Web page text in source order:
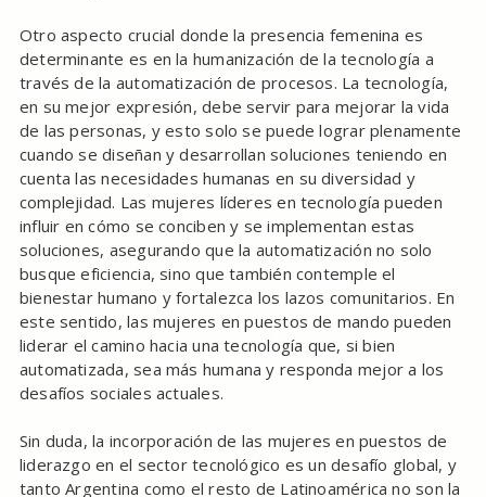
Otro aspecto crucial donde la presencia femenina es
determinante es en la humanización de la tecnología a
través de la automatización de procesos. La tecnología,
en su mejor expresión, debe servir para mejorar la vida
de las personas, y esto solo se puede lograr plenamente
cuando se diseñan y desarrollan soluciones teniendo en
cuenta las necesidades humanas en su diversidad y
complejidad. Las mujeres líderes en tecnología pueden
influir en cómo se conciben y se implementan estas
soluciones, asegurando que la automatización no solo
busque eficiencia, sino que también contemple el
bienestar humano y fortalezca los lazos comunitarios. En
este sentido, las mujeres en puestos de mando pueden
liderar el camino hacia una tecnología que, si bien
automatizada, sea más humana y responda mejor a los
desafíos sociales actuales.
Sin duda, la incorporación de las mujeres en puestos de
liderazgo en el sector tecnológico es un desafío global, y
tanto Argentina como el resto de Latinoamérica no son la